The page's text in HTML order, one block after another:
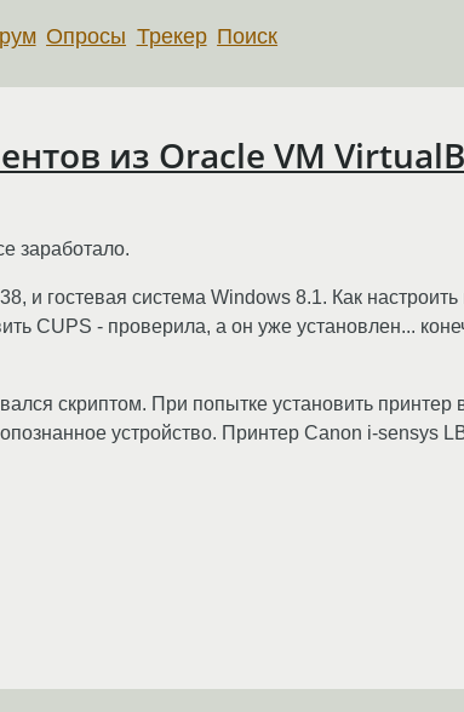
Опросы Трекер Поиск
из Oracle VM
заработало.
гостевая система Windows 8.1. Как настроить
CUPS - проверила, а он уже установлен...
скриптом. При попытке установить принтер
устройство. Принтер Canon i-sensys